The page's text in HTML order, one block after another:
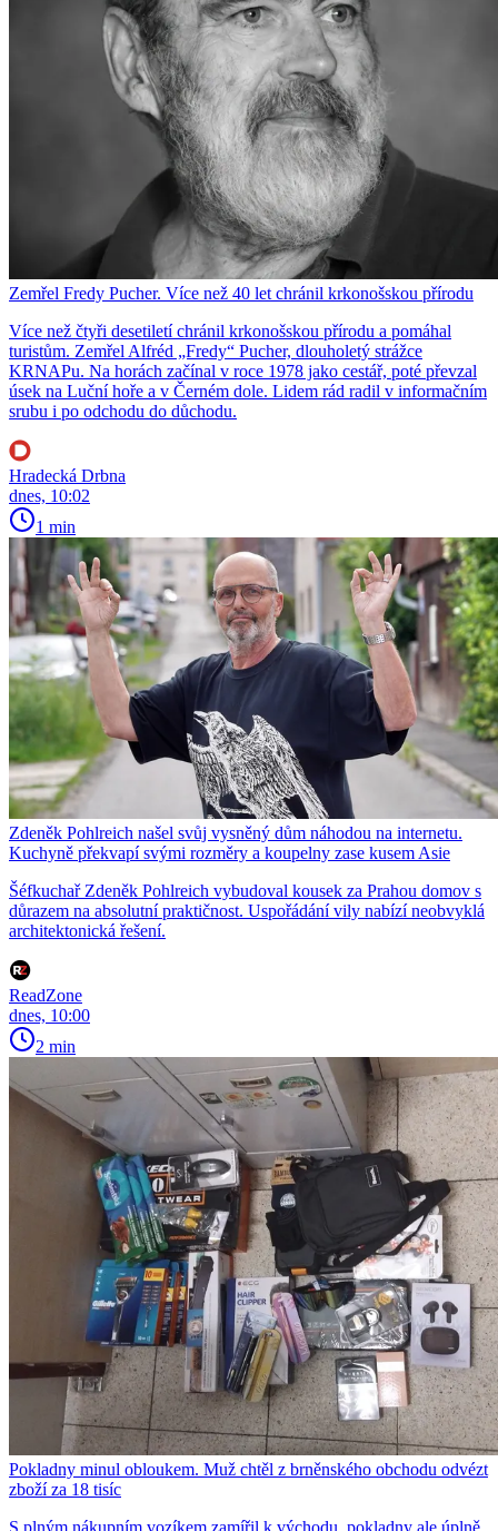
Zemřel Fredy Pucher. Více než 40 let chránil krkonošskou přírodu
Více než čtyři desetiletí chránil krkonošskou přírodu a pomáhal
turistům. Zemřel Alfréd „Fredy“ Pucher, dlouholetý strážce
KRNAPu. Na horách začínal v roce 1978 jako cestář, poté převzal
úsek na Luční hoře a v Černém dole. Lidem rád radil v informačním
srubu i po odchodu do důchodu.
Hradecká Drbna
dnes, 10:02
1 min
Zdeněk Pohlreich našel svůj vysněný dům náhodou na internetu.
Kuchyně překvapí svými rozměry a koupelny zase kusem Asie
Šéfkuchař Zdeněk Pohlreich vybudoval kousek za Prahou domov s
důrazem na absolutní praktičnost. Uspořádání vily nabízí neobvyklá
architektonická řešení.
ReadZone
dnes, 10:00
2 min
Pokladny minul obloukem. Muž chtěl z brněnského obchodu odvézt
zboží za 18 tisíc